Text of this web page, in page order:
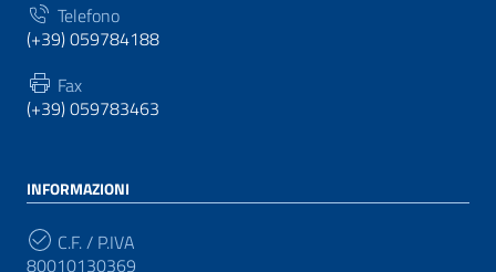
Telefono
(+39) 059784188
Fax
(+39) 059783463
INFORMAZIONI
C.F. / P.IVA
80010130369